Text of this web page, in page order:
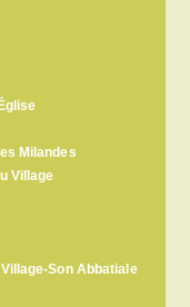
Milandes
Village
Son Abbatiale